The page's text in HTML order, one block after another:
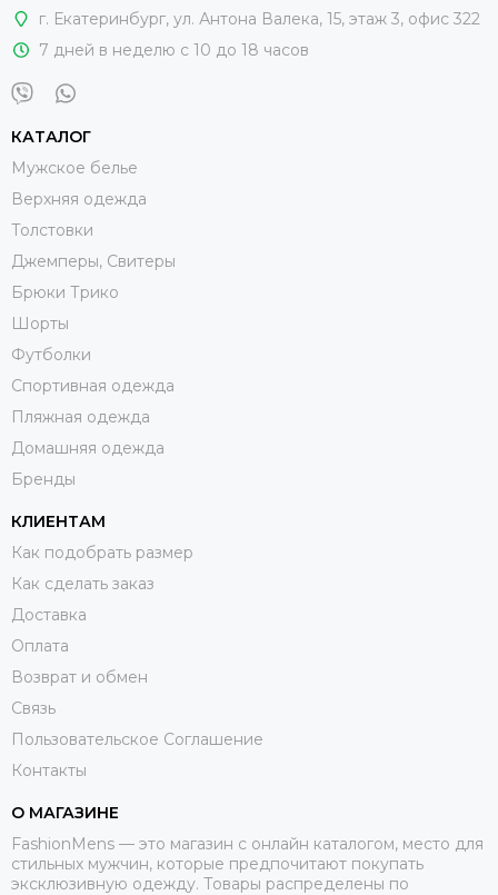
г. Екатеринбург, ул. Антона Валека, 15, этаж 3, офис 322
7 дней в неделю с 10 до 18 часов
КАТАЛОГ
Мужское белье
Верхняя одежда
Толстовки
Джемперы, Свитеры
Брюки Трико
Шорты
Футболки
Спортивная одежда
Пляжная одежда
Домашняя одежда
Бренды
КЛИЕНТАМ
Как подобрать размер
Как сделать заказ
Доставка
Оплата
Возврат и обмен
Связь
Пользовательское Соглашение
Контакты
О МАГАЗИНЕ
FashionMens — это магазин с онлайн каталогом, место для
стильных мужчин, которые предпочитают покупать
эксклюзивную одежду. Товары распределены по